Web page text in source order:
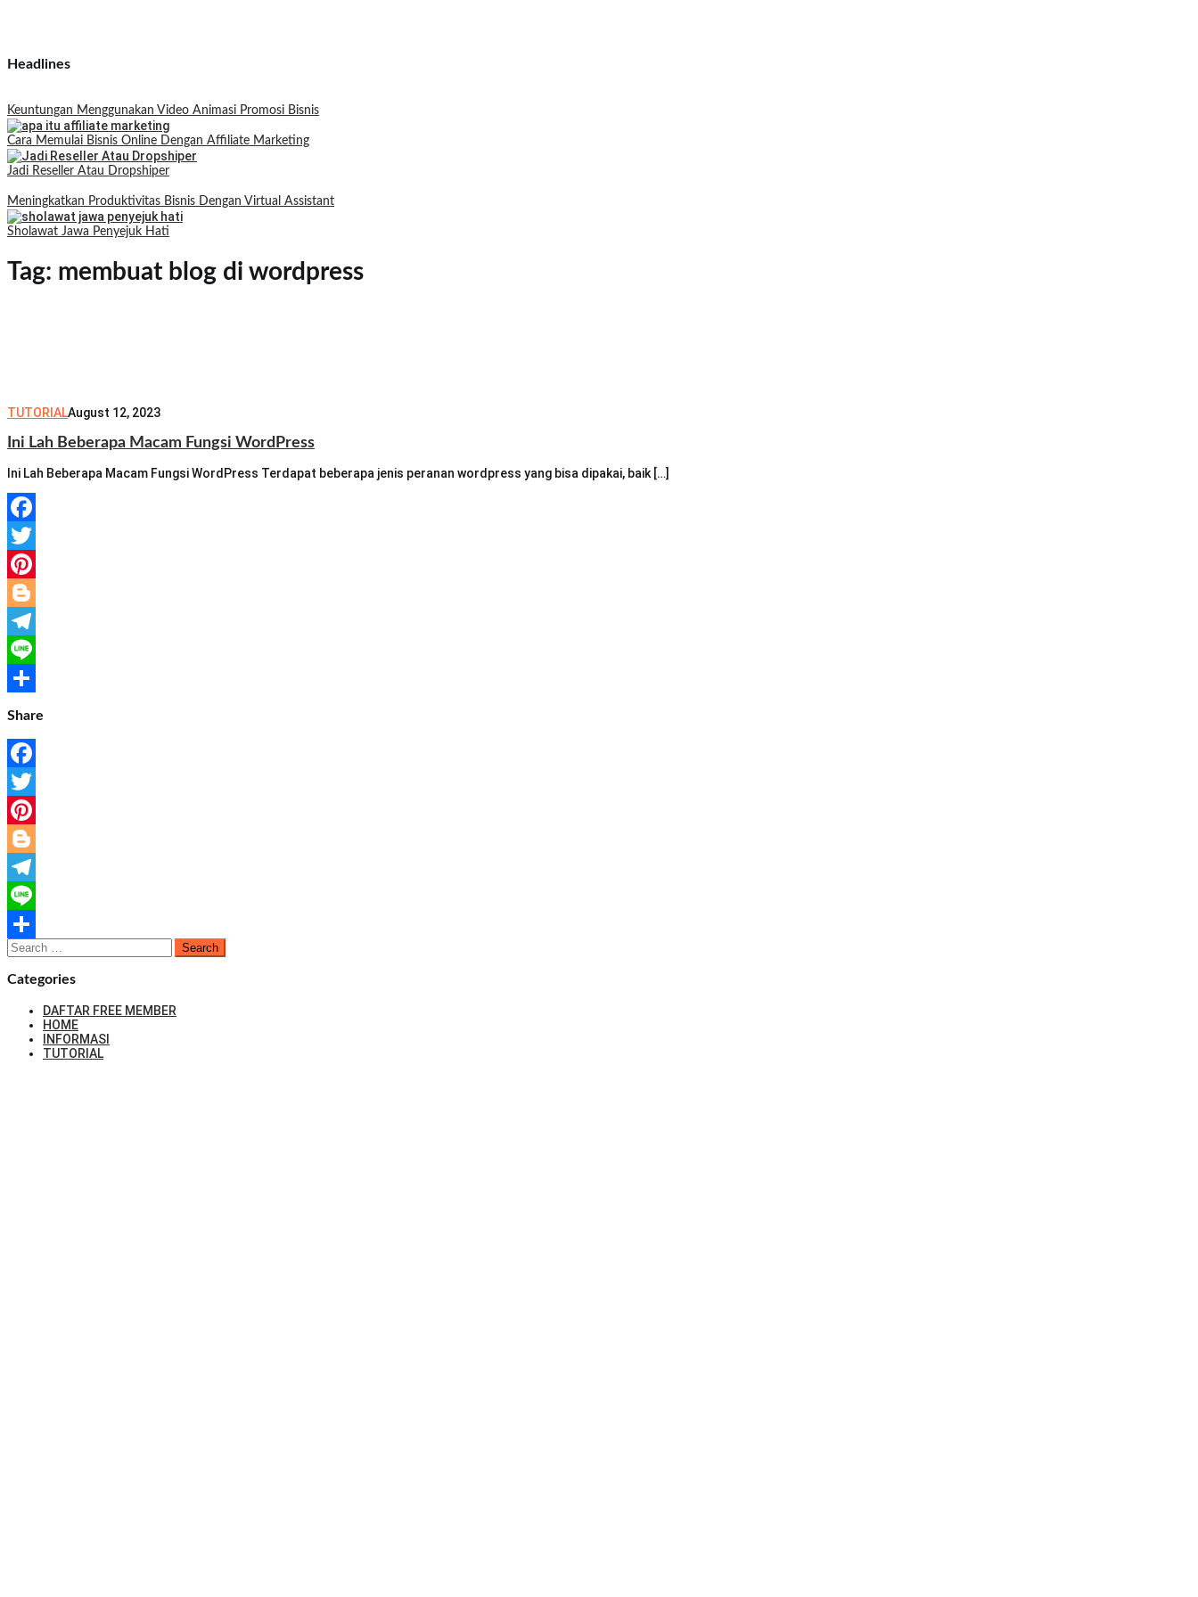
Headlines
Keuntungan Menggunakan Video Animasi Promosi Bisnis
Cara Memulai Bisnis Online Dengan Affiliate Marketing
Jadi Reseller Atau Dropshiper
Meningkatkan Produktivitas Bisnis Dengan Virtual Assistant
Sholawat Jawa Penyejuk Hati
Tag: membuat blog di wordpress
TUTORIALsusilo
August 12, 2023
Ini Lah Beberapa Macam Fungsi WordPress
Ini Lah Beberapa Macam Fungsi WordPress Terdapat beberapa jenis peranan wordpress yang bisa dipakai, baik […]
Facebook
Twitter
Pinterest
Blogger
Telegram
Line
Share
Facebook
Twitter
Pinterest
Blogger
Telegram
Line
Share
Search
for:
Categories
DAFTAR FREE MEMBER
HOME
INFORMASI
TUTORIAL